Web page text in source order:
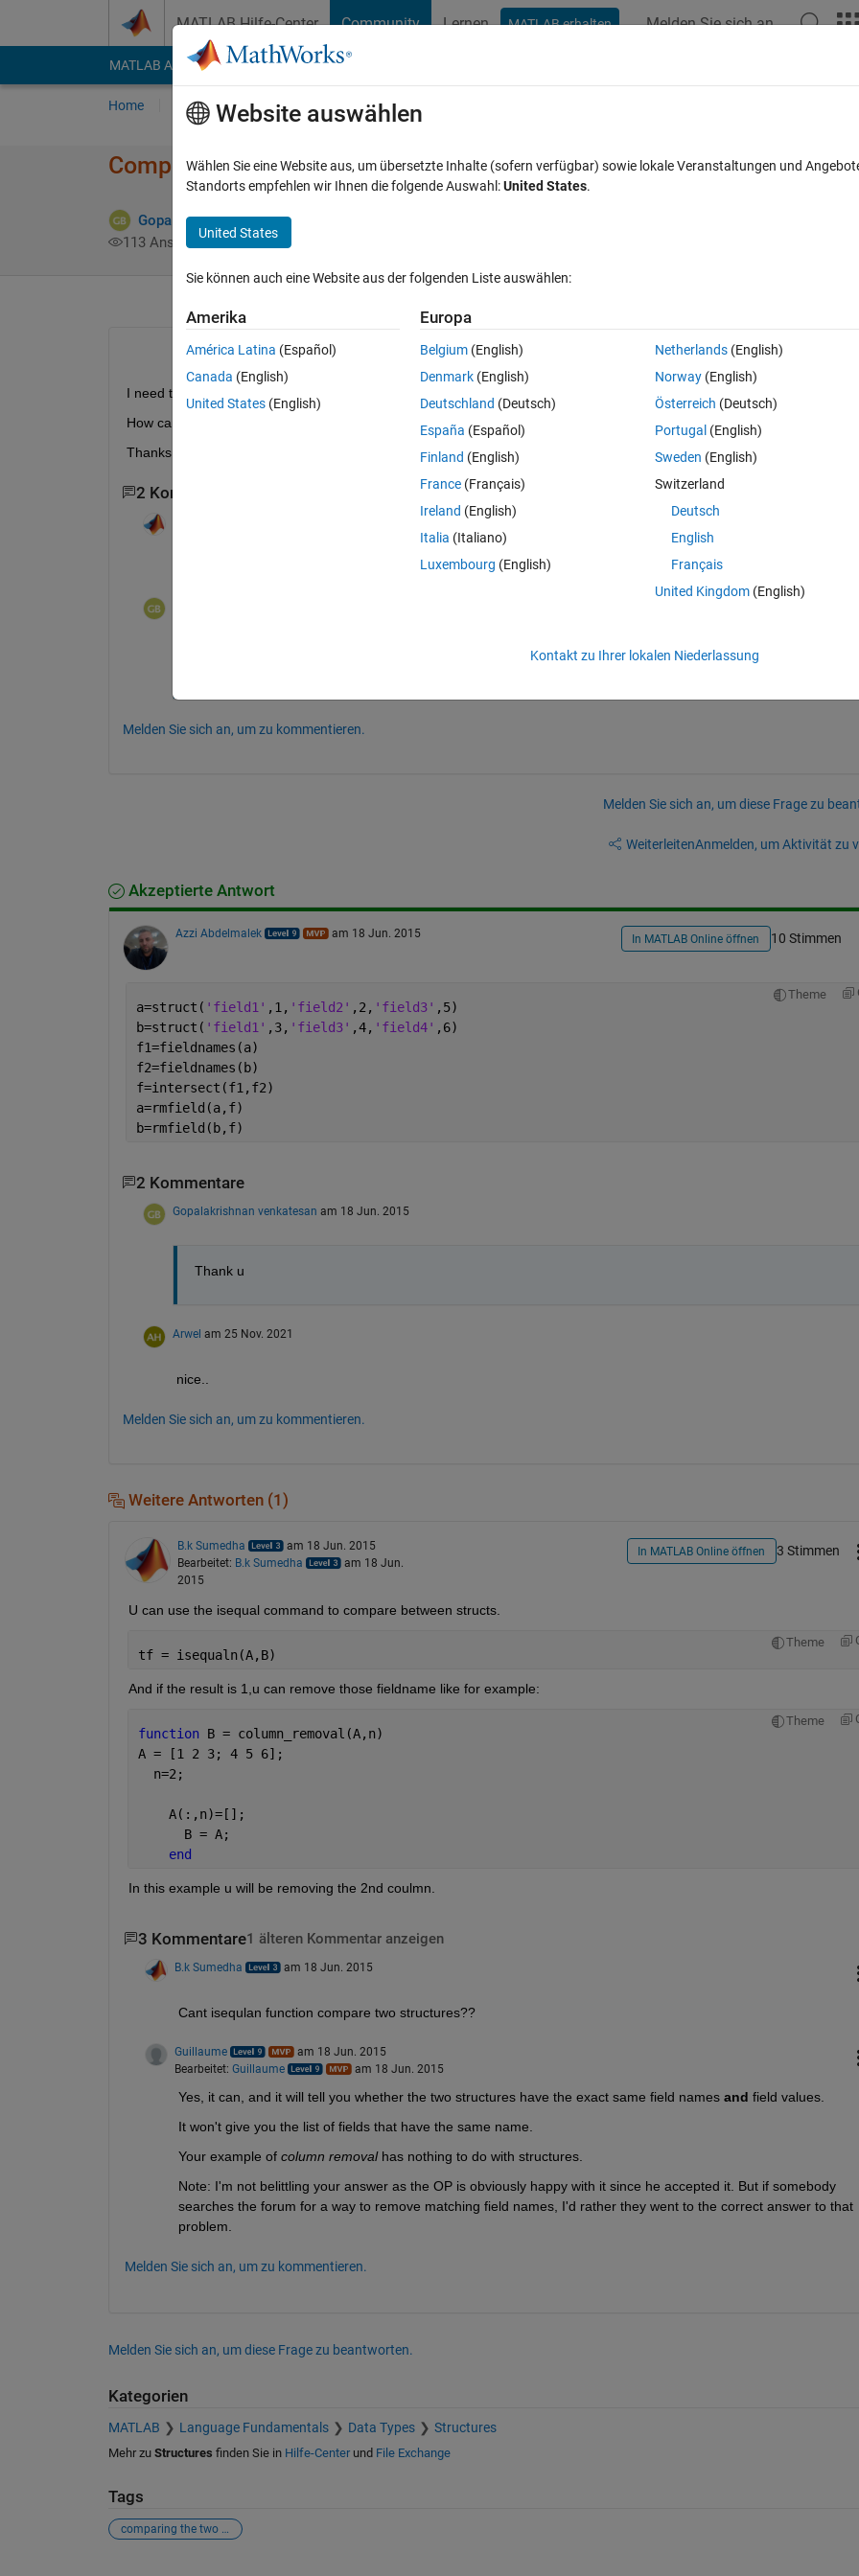
MATLAB Hilfe-Center Community Lernen MATLAB erhalten Melden Sie sich an
MATLAB Answers File Exchange Cody
Home Fragen Antworten Durchsuchen
Comparing the two structure
Gopalakrishnan venkatesan
113 Ansichten (30 Tage)
0 Stimmen
I need to compare the two structure and remove the matching fieldname. Is it possible?
How can i do it?
Thanks a lot
2 Kommentare
Melden Sie sich an, um zu kommentieren.
Melden Sie sich an, um diese Frage zu
WeiterleitenAnmelden, um Aktivität zu
Akzeptierte Antwort
Azzi Abdelmalek am 18 Jun. 2015 In MATLAB Online öffnen 10 Stimmen
Theme
a=struct( 'field1' ,1, 'field2' ,2, 'field3' ,5)
b=struct( 'field1' ,3, 'field3' ,4, 'field4' ,6)
f1=fieldnames(a)
f2=fieldnames(b)
f=intersect(f1,f2)
a=rmfield(a,f)
b=rmfield(b,f)
2 Kommentare
Gopalakrishnan venkatesan am 18 Jun. 2015
Thank u
Arwel am 25 Nov. 2021
nice..
Melden Sie sich an, um zu kommentieren.
Weitere Antworten (1)
B.k Sumedha
am 18 Jun. 2015
Bearbeitet: B.k Sumedha
am 18 Jun.
2015
In MATLAB Online öffnen 3 Stimmen
U can use the isequal command to compare between structs.
Theme
tf = isequaln(A,B)
And if the result is 1,u can remove those fieldname like for example:
Theme
function B = column_removal(A,n)
A = [1 2 3; 4 5 6];
  n=2;
    A(:,n)=[];
      B = A;
end
In this example u will be removing the 2nd coulmn.
3 Kommentare1 älteren Kommentar anzeigen
B.k Sumedha am 18 Jun. 2015
Cant isequlan function compare two structures??
Guillaume
am 18 Jun. 2015
Bearbeitet: Guillaume am 18 Jun. 2015
Yes, it can, and it will tell you whether the two structures have the exact same field names and field values.
It won't give you the list of fields that have the same name.
Your example of column removal has nothing to do with structures.
Note: I'm not belittling your answer as the OP is obviously happy with it since he accepted it. But if somebody
searches the forum for a way to remove matching field names, I'd rather they went to the correct answer to that
problem.
Melden Sie sich an, um zu kommentieren.
Melden Sie sich an, um diese Frage zu beantworten.
Kategorien
MATLAB Language Fundamentals Data Types Structures
Mehr zu Structures finden Sie in Hilfe-Centerund File Exchange
Tags
comparing the two structure
Website auswählen
Wählen Sie eine Website aus, um übersetzte Inhalte (sofern verfügbar) sowie lokale Veranstaltungen und
Standorts empfehlen wir Ihnen die folgende Auswahl:United States.
United States
Sie können auch eine Website aus der folgenden Liste auswählen:
Amerika
América Latina (Español)
Canada (English)
United States (English)
Europa
Belgium (English)
Denmark (English)
Deutschland (Deutsch)
España (Español)
Finland (English)
France (Français)
Ireland (English)
Italia (Italiano)
Luxembourg (English)
Netherlands(English)
Norway(English)
Österreich (Deutsch)
Portugal (English)
Sweden (English)
Switzerland
Deutsch
English
Français
United Kingdom(English)
Kontakt zu Ihrer lokalen Niederlassung